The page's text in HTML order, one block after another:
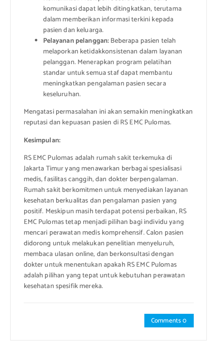
komunikasi dapat lebih ditingkatkan, terutama
dalam memberikan informasi terkini kepada
pasien dan keluarga.
Pelayanan pelanggan:Beberapa pasien telah
melaporkan ketidakkonsistenan dalam layanan
pelanggan. Menerapkan program pelatihan
standar untuk semua staf dapat membantu
meningkatkan pengalaman pasien secara
keseluruhan.
Mengatasi permasalahan ini akan semakin meningkatkan
reputasi dan kepuasan pasien di RS EMC Pulomas.
Kesimpulan:
RS EMC Pulomas adalah rumah sakit terkemuka di
Jakarta Timur yang menawarkan berbagai spesialisasi
medis, fasilitas canggih, dan dokter berpengalaman.
Rumah sakit berkomitmen untuk menyediakan layanan
kesehatan berkualitas dan pengalaman pasien yang
positif. Meskipun masih terdapat potensi perbaikan, RS
EMC Pulomas tetap menjadi pilihan bagi individu yang
mencari perawatan medis komprehensif. Calon pasien
didorong untuk melakukan penelitian menyeluruh,
membaca ulasan online, dan berkonsultasi dengan
dokter untuk menentukan apakah RS EMC Pulomas
adalah pilihan yang tepat untuk kebutuhan perawatan
kesehatan spesifik mereka.
Comments 0